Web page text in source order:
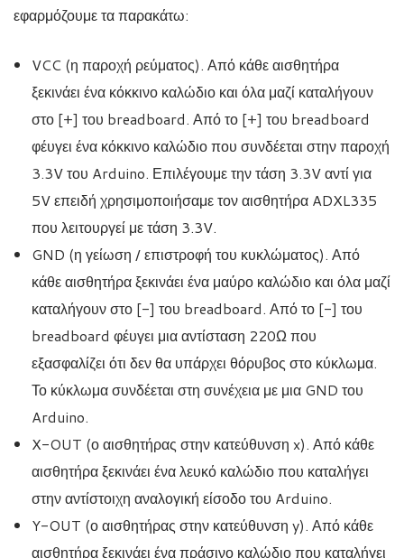
εφαρμόζουμε τα παρακάτω:
VCC (η παροχή ρεύματος). Από κάθε αισθητήρα
ξεκινάει ένα κόκκινο καλώδιο και όλα μαζί καταλήγουν
στο [+] του breadboard. Από το [+] του breadboard
φέυγει ένα κόκκινο καλώδιο που συνδέεται στην παροχή
3.3V του Arduino. Επιλέγουμε την τάση 3.3V αντί για
5V επειδή χρησιμοποιήσαμε τον αισθητήρα ADXL335
που λειτουργεί με τάση 3.3V.
GND (η γείωση / επιστροφή του κυκλώματος). Από
κάθε αισθητήρα ξεκινάει ένα μαύρο καλώδιο και όλα μαζί
καταλήγουν στο [-] του breadboard. Από το [-] του
breadboard φέυγει μια αντίσταση 220Ω που
εξασφαλίζει ότι δεν θα υπάρχει θόρυβος στο κύκλωμα.
Το κύκλωμα συνδέεται στη συνέχεια με μια GND του
Arduino.
X-OUT (ο αισθητήρας στην κατεύθυνση x). Από κάθε
αισθητήρα ξεκινάει ένα λευκό καλώδιο που καταλήγει
στην αντίστοιχη αναλογική είσοδο του Arduino.
Y-OUT (ο αισθητήρας στην κατεύθυνση y). Από κάθε
αισθητήρα ξεκινάει ένα πράσινο καλώδιο που καταλήγει